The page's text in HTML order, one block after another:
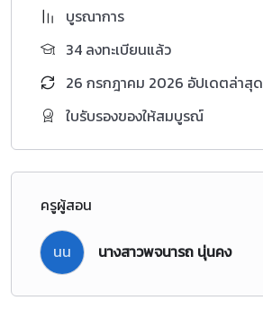
บูรณาการ
34 ลงทะเบียนแล้ว
26 กรกฎาคม 2026 อัปเดตล่าสุด
ใบรับรองของให้สมบูรณ์
ครูผู้สอน
นน นางสาวพจนารถ นุ่นคง